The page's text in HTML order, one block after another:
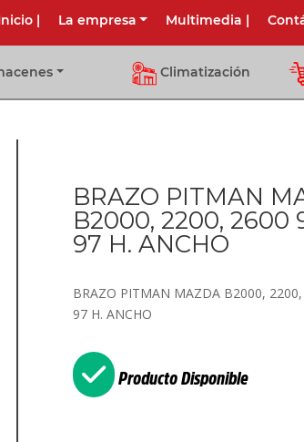
| La empresa Multimedia |
Climatización
BRAZO PITMAN
B2000, 2200, 2600
97 H. ANCHO
BRAZO PITMAN MAZDA B2000,
97 H. ANCHO
Producto Disponible